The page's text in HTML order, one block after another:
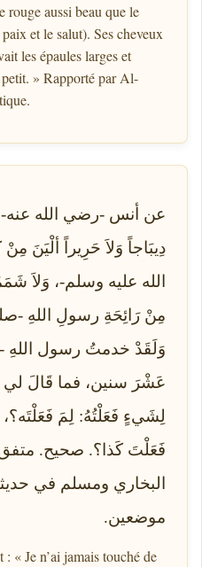
rouge aussi beau que le
et le salut). Ses cheveux
les épaules larges et
» Rapporté par Al-
عن أنس -رضي الله
دِيبَاجاً وَلاَ حَرِيراً
الله عليه وسلم-، وَلاَ
مِنْ رَائِحَةِ رسولِ اللهِ -
وَلَقَدْ خدمتُ رسول اللهِ
عَشْرَ سنين، فما قَالَ لي
لِشَيءٍ فَعَلْتُهُ: لِمَ فَعَلْتَه؟،
فَعَلْتَ كَذا؟. صحيح. متفق
البخاري ومسلم في
موضعين.
« Je n’ai jamais touché de